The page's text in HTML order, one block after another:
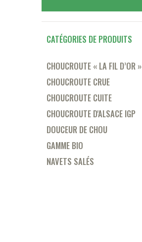
CATÉGORIES DE PRODUITS
CHOUCROUTE « LA FIL D’OR »
CHOUCROUTE CRUE
CHOUCROUTE CUITE
CHOUCROUTE D'ALSACE IGP
DOUCEUR DE CHOU
GAMME BIO
NAVETS SALÉS